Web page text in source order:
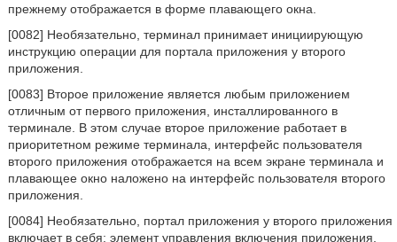
прежнему отображается в форме плавающего окна.
[0082] Необязательно, терминал принимает инициирующую
инструкцию операции для портала приложения у второго
приложения.
[0083] Второе приложение является любым приложением
отличным от первого приложения, инсталлированного в
терминале. В этом случае второе приложение работает в
приоритетном режиме терминала, интерфейс пользователя
второго приложения отображается на всем экране терминала и
плавающее окно наложено на интерфейс пользователя второго
приложения.
[0084] Необязательно, портал приложения у второго приложения
включает в себя: элемент управления включения приложения,